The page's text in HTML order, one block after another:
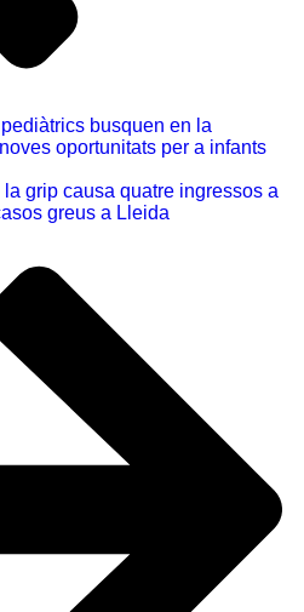
busquen en la
oportunitats per a infants
la grip causa quatre ingressos a
greus a Lleida